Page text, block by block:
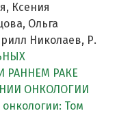
Ксения
Ольга
Николаев, Р.
РАННЕМ РАКЕ
ОНКОЛОГИИ
Том